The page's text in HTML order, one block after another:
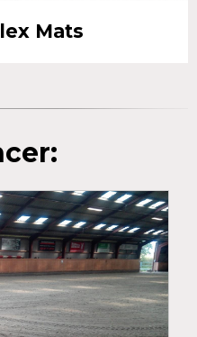
Mats